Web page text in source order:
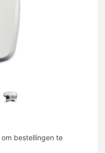
om bestellingen te